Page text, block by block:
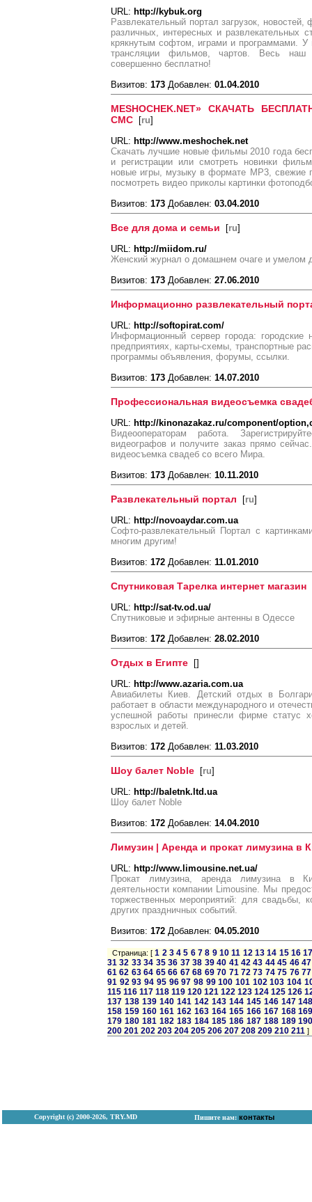
URL: http://kybuk.org
Развлекательный портал загрузок,
различных, интересных и развлекательных
крякнутым софтом, играми и программами.
трансляции фильмов, чартов. Весь наш
совершенно бесплатно!
Визитов: 173 Добавлен: 01.04.2010
MESHOCHEK.NET» СКАЧАТЬ
СМС [ru]
URL: http://www.meshochek.net
Скачать лучшие новые фильмы 2010 года
и регистрации или смотреть новинки
новые игры, музыку в формате MP3, свежие
посмотреть видео приколы картинки
Визитов: 173 Добавлен: 03.04.2010
Все для дома и семьи [ru]
URL: http://miidom.ru/
Женский журнал о домашнем очаге и умелом
Визитов: 173 Добавлен: 27.06.2010
Информационно развлекательный
URL: http://softopirat.com/
Информационный сервер города: городские
предприятиях, карты-схемы, транспортные
программы объявления, форумы, ссылки.
Визитов: 173 Добавлен: 14.07.2010
Профессиональная видеосъемка
URL: http://kinonazakaz.ru/component/
Видеооператорам работа.
видеографов и получите заказ прямо
видеосъемка свадеб со всего Мира.
Визитов: 173 Добавлен: 10.11.2010
Развлекательный портал [ru]
URL: http://novoaydar.com.ua
Софто-развлекательный Портал с
многим другим!
Визитов: 172 Добавлен: 11.01.2010
Спутниковая Тарелка интернет магазин
URL: http://sat-tv.od.ua/
Спутниковые и эфирные антенны в Одессе
Визитов: 172 Добавлен: 28.02.2010
Отдых в Египте []
URL: http://www.azaria.com.ua
Авиабилеты Киев. Детский отдых в
работает в области международного и
успешной работы принесли фирме статус
взрослых и детей.
Визитов: 172 Добавлен: 11.03.2010
Шоу балет Noble [ru]
URL: http://baletnk.ltd.ua
Шоу балет Noble
Визитов: 172 Добавлен: 14.04.2010
Лимузин | Аренда и прокат лимузина в
URL: http://www.limousine.net.ua/
Прокат лимузина, аренда лимузина в
деятельности компании Limousine. Мы
торжественных мероприятий: для свадьбы,
других праздничных событий.
Визитов: 172 Добавлен: 04.05.2010
Страница: [1 2 3 4 5 6 7 8 9 10 11 12 13 14 15 16
31 32 33 34 35 36 37 38 39 40 41 42 43 44 45 46 47
61 62 63 64 65 66 67 68 69 70 71 72 73 74 75 76 77
91 92 93 94 95 96 97 98 99 100 101 102 103 104
115 116 117 118 119 120 121 122 123 124 125 126
137 138 139 140 141 142 143 144 145 146 147
158 159 160 161 162 163 164 165 166 167 168
179 180 181 182 183 184 185 186 187 188 189
200 201 202 203 204 205 206 207 208 209 210 211 ]
Copyright (с) 2000-2026, TRY.MD Пишите нам: контакты